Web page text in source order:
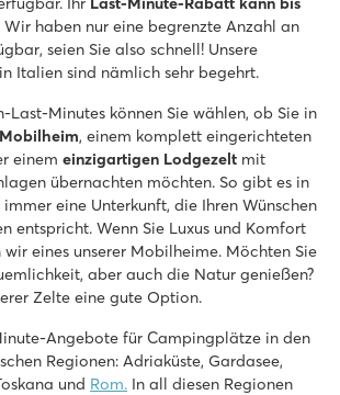
Städte Siena, Pisa und Lucca
- Rom - Rome
mit mehreren Bädern
mit großer Terrasse
nach Neapel und Pompeji
Wir haben nur eine begrenzte Anzahl an
seien Sie also schnell! Unsere
Italien sind nämlich sehr begehrt.
Last-Minutes können Sie wählen, ob Sie in
, einem komplett eingerichteten
einem einzigartigen Lodgezelt mit
übernachten möchten. So gibt es in
eine Unterkunft, die Ihren Wünschen
entspricht. Wenn Sie Luxus und Komfort
eines unserer Mobilheime. Möchten Sie
aber auch die Natur genießen?
Zelte eine gute Option.
Angebote für Campingplätze in den
Regionen: Adriaküste, Gardasee,
und Rom. In all diesen Regionen